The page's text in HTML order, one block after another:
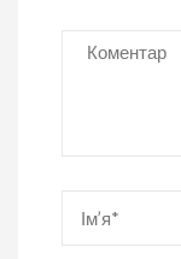
Коментар